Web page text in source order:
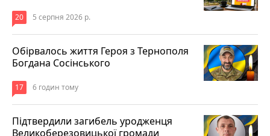
20 5 серпня 2026 р.
Обірвалось життя Героя з Тернополя
Богдана Сосінського
17 6 годин тому
Підтвердили загибель уродженця
Великоберезовицької громади